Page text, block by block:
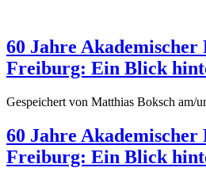
60 Jahre
Freiburg: Ein Blick
Gespeichert von Matthias Boksch am/
60 Jahre
Freiburg: Ein Blick